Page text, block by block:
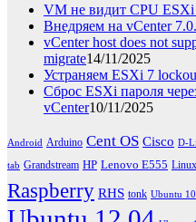
VM не видит CPU ESXi
Внедряем на vCenter
vCenter host does not
migrate14/11/2025
Устраняем ESXi 7
Сброс ESXi пароля
vCenter10/11/2025
Android Arduino Cent OS Cisco D-
tab Grandstream HP Lenovo E555 Linux
Raspberry RHS tonk Ubuntu